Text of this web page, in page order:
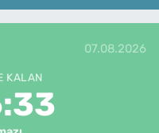
07.08.2026
KALAN